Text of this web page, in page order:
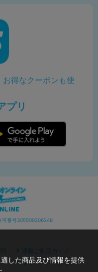
得なクーポンも使
プリ
可番号305500206246
通販ご利用ガイド
プライバシーポリシー
した商品及び情報を提供